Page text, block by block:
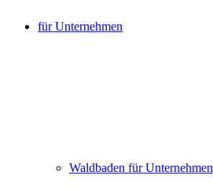
für Unternehmen
Waldbaden für Unternehmen